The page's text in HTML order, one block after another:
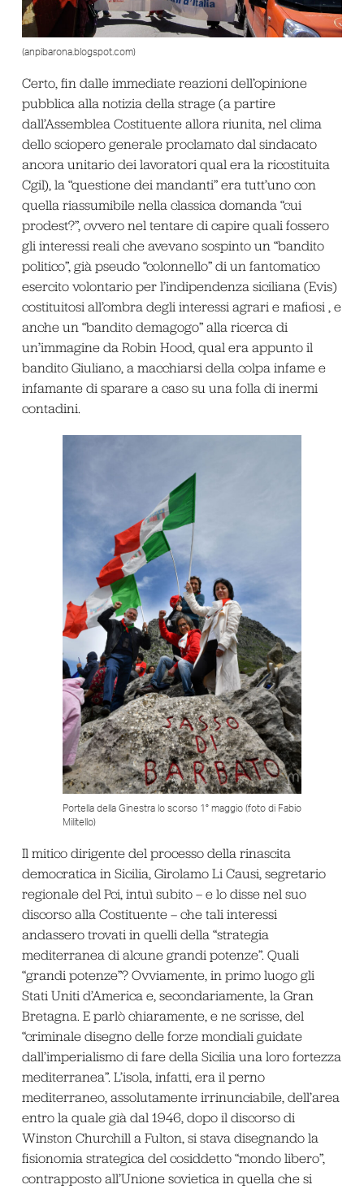
(anpibarona.blogspot.com)
Certo, fin dalle immediate reazioni dell’opinione
pubblica alla notizia della strage (a partire
dall’Assemblea Costituente allora riunita, nel clima
dello sciopero generale proclamato dal sindacato
ancora unitario dei lavoratori qual era la ricostituita
Cgil), la “questione dei mandanti” era tutt’uno con
quella riassumibile nella classica domanda “cui
prodest?”, ovvero nel tentare di capire quali fossero
gli interessi reali che avevano sospinto un “bandito
politico”, già pseudo “colonnello” di un fantomatico
esercito volontario per l’indipendenza siciliana (Evis)
costituitosi all’ombra degli interessi agrari e mafiosi , e
anche un “bandito demagogo” alla ricerca di
un’immagine da Robin Hood, qual era appunto il
bandito Giuliano, a macchiarsi della colpa infame e
infamante di sparare a caso su una folla di inermi
contadini.
Portella della Ginestra lo scorso 1° maggio (foto di Fabio
Militello)
Il mitico dirigente del processo della rinascita
democratica in Sicilia, Girolamo Li Causi, segretario
regionale del Pci, intuì subito – e lo disse nel suo
discorso alla Costituente – che tali interessi
andassero trovati in quelli della “strategia
mediterranea di alcune grandi potenze”. Quali
“grandi potenze”? Ovviamente, in primo luogo gli
Stati Uniti d’America e, secondariamente, la Gran
Bretagna. E parlò chiaramente, e ne scrisse, del
“criminale disegno delle forze mondiali guidate
dall’imperialismo di fare della Sicilia una loro fortezza
mediterranea”. L’isola, infatti, era il perno
mediterraneo, assolutamente irrinunciabile, dell’area
entro la quale già dal 1946, dopo il discorso di
Winston Churchill a Fulton, si stava disegnando la
fisionomia strategica del cosiddetto “mondo libero”,
contrapposto all’Unione sovietica in quella che si